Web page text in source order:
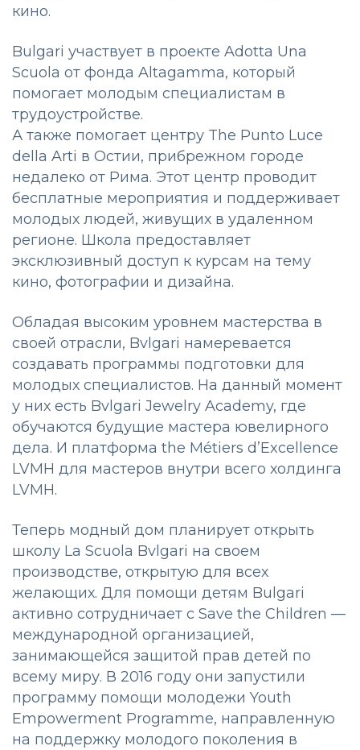
кино.
Bulgari участвует в проекте Adotta Una
Scuola от фонда Altagamma, который
помогает молодым специалистам в
трудоустройстве.
А также помогает центру The Punto Luce
della Arti в Остии, прибрежном городе
недалеко от Рима. Этот центр проводит
бесплатные мероприятия и поддерживает
молодых людей, живущих в удаленном
регионе. Школа предоставляет
эксклюзивный доступ к курсам на тему
кино, фотографии и дизайна.
Обладая высоким уровнем мастерства в
своей отрасли, Bvlgari намеревается
создавать программы подготовки для
молодых специалистов. На данный момент
у них есть Bvlgari Jewelry Academy, где
обучаются будущие мастера ювелирного
дела. И платформа the Métiers d’Excellence
LVMH для мастеров внутри всего холдинга
LVMH.
Теперь модный дом планирует открыть
школу La Scuola Bvlgari на своем
производстве, открытую для всех
желающих. Для помощи детям Bulgari
активно сотрудничает с Save the Children —
международной организацией,
занимающейся защитой прав детей по
всему миру. В 2016 году они запустили
программу помощи молодежи Youth
Empowerment Programme, направленную
на поддержку молодого поколения в